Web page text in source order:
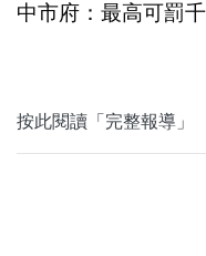
中市府：最高可罰
按此閱讀「完整報導」